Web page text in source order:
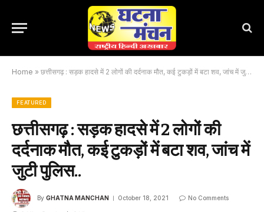
Home » छत्तीसगढ़ : सड़क हादसे में 2 लोगों की दर्दनाक मौत, कई टुकड़ों में बटा शव, जांच में जुटी पुलिस..
FEATURED
छत्तीसगढ़ : सड़क हादसे में 2 लोगों की
दर्दनाक मौत, कई टुकड़ों में बटा शव, जांच में
जुटी पुलिस..
By GHATNA MANCHAN October 18, 2021 No Comments